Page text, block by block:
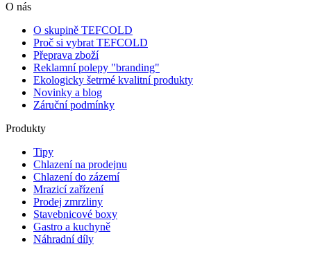
O nás
O skupině TEFCOLD
Proč si vybrat TEFCOLD
Přeprava zboží
Reklamní polepy "branding"
Ekologicky šetrmé kvalitní produkty
Novinky a blog
Záruční podmínky
Produkty
Tipy
Chlazení na prodejnu
Chlazení do zázemí
Mrazicí zařízení
Prodej zmrzliny
Stavebnicové boxy
Gastro a kuchyně
Náhradní díly